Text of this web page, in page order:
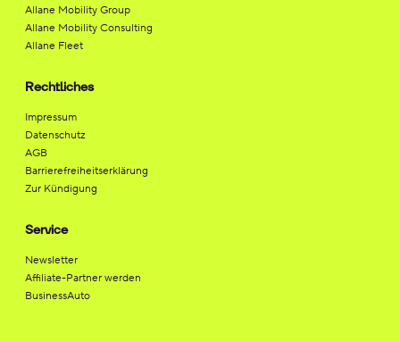
Allane Mobility Group
Allane Mobility Consulting
Allane Fleet
Rechtliches
Impressum
Datenschutz
AGB
Barrierefreiheitserklärung
Zur Kündigung
Service
Newsletter
Affiliate-Partner werden
BusinessAuto